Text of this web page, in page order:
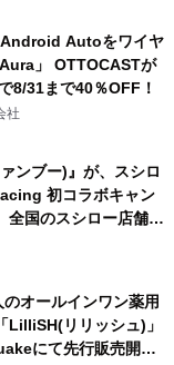
Autoをワイヤ
」 OTTOCASTが
8/31まで40％OFF！
社
ンブー)』が、スシロ
初コラボキャン
国のスシロー店舗で
ミニカー)付き
れます
のオールインワン薬用
LilliSH(リリッシュ)」
にて先行販売開